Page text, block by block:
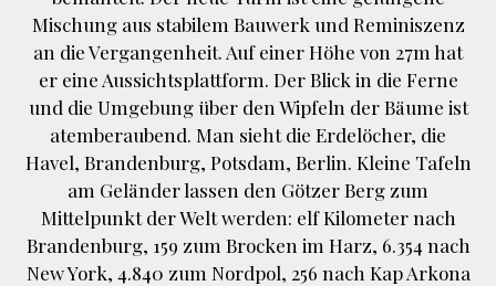
Mischung aus stabilem Bauwerk und Reminiszenz
an die Vergangenheit. Auf einer Höhe von 27m hat
er eine Aussichtsplattform. Der Blick in die Ferne
und die Umgebung über den Wipfeln der Bäume ist
atemberaubend. Man sieht die Erdelöcher, die
Havel, Brandenburg, Potsdam, Berlin. Kleine Tafeln
am Geländer lassen den Götzer Berg zum
Mittelpunkt der Welt werden: elf Kilometer nach
Brandenburg, 159 zum Brocken im Harz, 6.354 nach
New York, 4.840 zum Nordpol, 256 nach Kap Arkona